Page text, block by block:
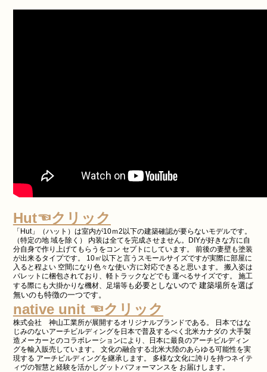
Hut☜クリック
「Hut」（ハット）は室内が10ｍ2以下の建築確認が要らないモデルです。
（特定の地 域を除く） 内装は全てを完成させません。DIYが好きな方に自
分自身で作り上げてもらうをコン セプトにしています。 前後の妻壁も塗装
が出来るタイプです。 10㎡以下と言うスモールサイズですが実際に部屋に
入ると程よい 空間になり色々な使い方に対応できると思います。 搬入姿は
パレットに梱包されており、軽トラックなどでも 運べるサイズです。 施工
する際にも大掛かりな機材、足場等も 必要としないので 建築場所を選ば
無いのも特徴の一つです。
native unit ☜クリック
株式会社 神山工業所が展開するオリジナルブランドである。 日本ではな
じみのないアーチビルディングを日本で普及するべく北米カナダの 大手製
造メーカーとのコラボレーションにより、日本に最良のアーチビルディン
グを輸入販売しています。 文化の融合する北米大陸のあらゆる可能性を実
現する アーチビルディングを継承します。 多様な文化に誇りを持つネイテ
ィヴの智慧と経験を活かしグットパフォーマンスを お届けします。